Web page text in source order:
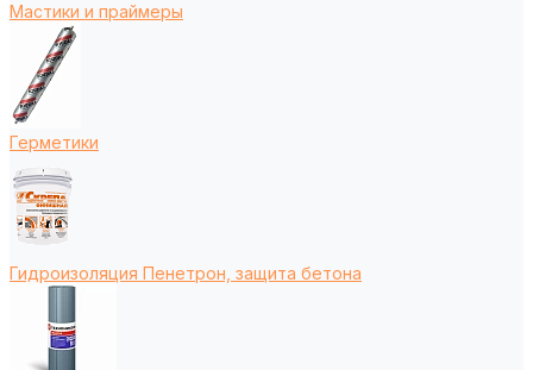
Мастики и праймеры
Герметики
Гидроизоляция Пенетрон, защита бетона